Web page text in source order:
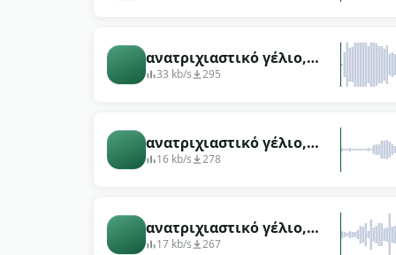
ανατριχιαστικό γέλιο,
άγαμος άνδρας, σκληρός
33 kb/s 295
ανατριχιαστικό γέλιο,
μοναχικός θορυβώδης
16 kb/s 278
ανατριχιαστικό γέλιο,
κοντός άντρας με πνιχτό
17 kb/s 267